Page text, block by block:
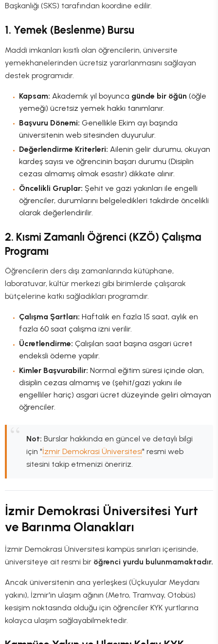
Başkanlığı (SKS) tarafından koordine edilir.
1. Yemek (Beslenme) Bursu
Maddi imkanları kısıtlı olan öğrencilerin, üniversite
yemekhanelerinden ücretsiz yararlanmasını sağlayan
destek programıdır.
Kapsam: Akademik yıl boyunca günde bir öğün (öğle
yemeği) ücretsiz yemek hakkı tanımlanır.
Başvuru Dönemi: Genellikle Ekim ayı başında
üniversitenin web sitesinden duyurulur.
Değerlendirme Kriterleri: Ailenin gelir durumu, okuyan
kardeş sayısı ve öğrencinin başarı durumu (Disiplin
cezası almamış olmak esastır) dikkate alınır.
Öncelikli Gruplar: Şehit ve gazi yakınları ile engelli
öğrenciler, durumlarını belgeledikleri takdirde öncelikli
olarak değerlendirilir.
2. Kısmi Zamanlı Öğrenci (KZÖ) Çalışma
Programı
Öğrencilerin ders dışı zamanlarında kütüphane,
laboratuvar, kültür merkezi gibi birimlerde çalışarak
bütçelerine katkı sağladıkları programdır.
Çalışma Şartları: Haftalık en fazla 15 saat, aylık en
fazla 60 saat çalışma izni verilir.
Ücretlendirme: Çalışılan saat başına asgari ücret
endeksli ödeme yapılır.
Kimler Başvurabilir: Normal eğitim süresi içinde olan,
disiplin cezası almamış ve (şehit/gazi yakını ile
engelliler hariç) asgari ücret düzeyinde geliri olmayan
öğrenciler.
Not: Burslar hakkında en güncel ve detaylı bilgi
için "İzmir Demokrasi Üniversitesi" resmi web
sitesini takip etmenizi öneririz.
İzmir Demokrasi Üniversitesi Yurt
ve Barınma Olanakları
İzmir Demokrasi Üniversitesi kampüs sınırları içerisinde,
üniversiteye ait resmi bir öğrenci yurdu bulunmamaktadır.
Ancak üniversitenin ana yerleşkesi (Üçkuyular Meydanı
yakını), İzmir'in ulaşım ağının (Metro, Tramvay, Otobüs)
kesişim noktasında olduğu için öğrenciler KYK yurtlarına
kolayca ulaşım sağlayabilmektedir.